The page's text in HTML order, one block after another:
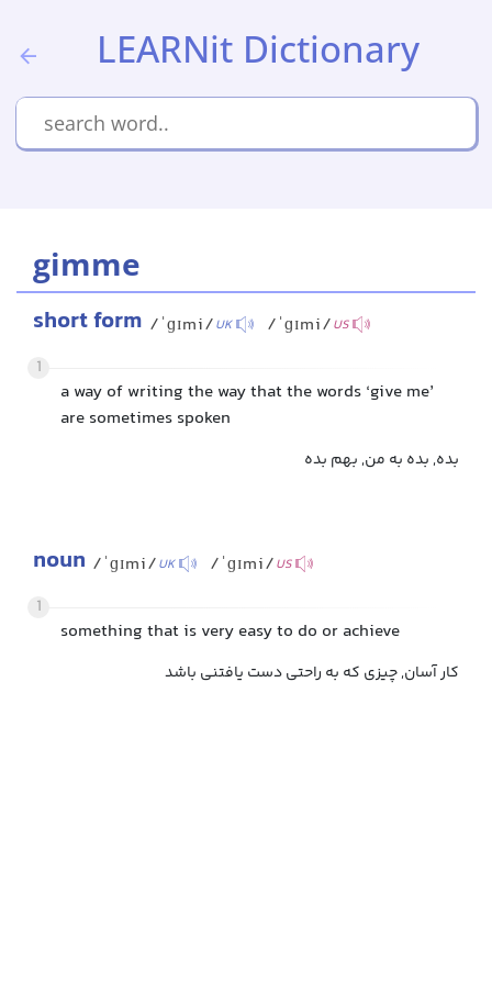
LEARNit Dictionary
gimme
short form /ˈɡɪmi/UK /ˈɡɪmi/US
1
a way of writing the way that the words ‘give me’
are sometimes spoken
بده, بده به من, بهم بده
noun /ˈɡɪmi/UK /ˈɡɪmi/US
1
something that is very easy to do or achieve
کار آسان, چیزی که به راحتی دست یافتنی باشد